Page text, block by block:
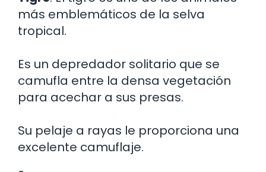
más emblemáticos de la selva
tropical.
Es un depredador solitario que se
camufla entre la densa vegetación
para acechar a sus presas.
Su pelaje a rayas le proporciona una
excelente camuflaje.